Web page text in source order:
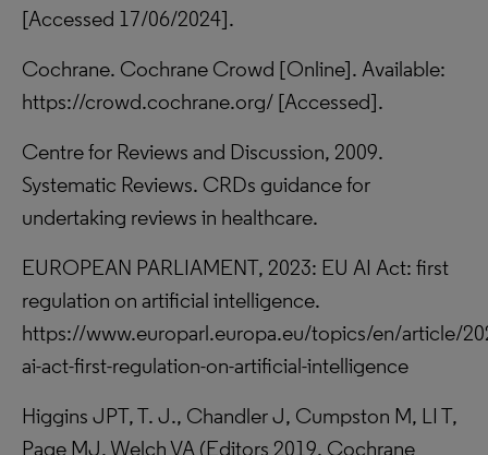
[Accessed 17/06/2024].
Cochrane. Cochrane Crowd [Online]. Available:
https://crowd.cochrane.org/ [Accessed].
Centre for Reviews and Discussion, 2009.
Systematic Reviews. CRDs guidance for
undertaking reviews in healthcare.
EUROPEAN PARLIAMENT, 2023: EU AI Act: first
regulation on artificial intelligence.
https://www.europarl.europa.eu/topics/en/article/
ai-act-first-regulation-on-artificial-intelligence
Higgins JPT, T. J., Chandler J, Cumpston M, LI T,
Page MJ, Welch VA (Editors 2019. Cochrane